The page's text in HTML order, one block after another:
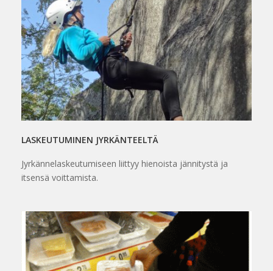
LASKEUTUMINEN JYRKÄNTEELTÄ
Jyrkännelaskeutumiseen liittyy hienoista jännitystä ja
itsensä voittamista.